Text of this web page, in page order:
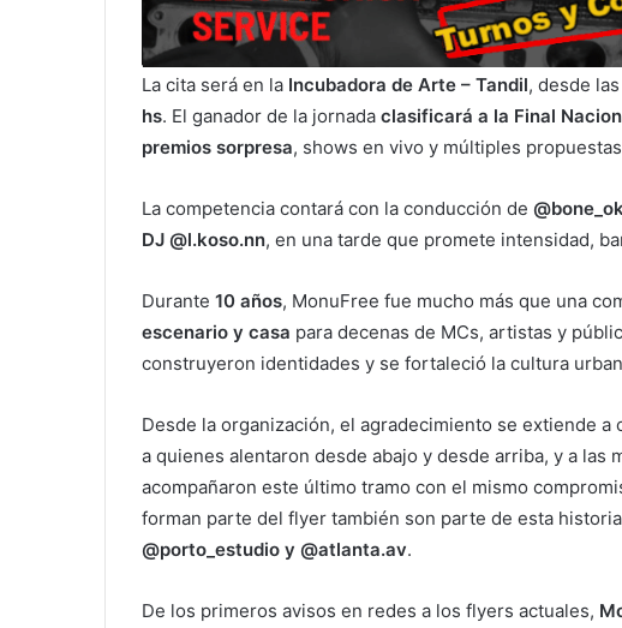
La cita será en la Incubadora de Arte – Tandil, desde las
hs. El ganador de la jornada clasificará a la Final
premios sorpresa, shows en vivo y múltiples
La competencia contará con la conducción de
DJ @l.koso.nn, en una tarde que promete intensidad,
Durante 10 años, MonuFree fue mucho más que una
escenario y casa para decenas de MCs, artistas y
construyeron identidades y se fortaleció la cultura
Desde la organización, el agradecimiento se extiende a
a quienes alentaron desde abajo y desde arriba, y a las
acompañaron este último tramo con el mismo
forman parte del flyer también son parte de esta
@porto_estudio y @atlanta.av.
De los primeros avisos en redes a los flyers actuales,